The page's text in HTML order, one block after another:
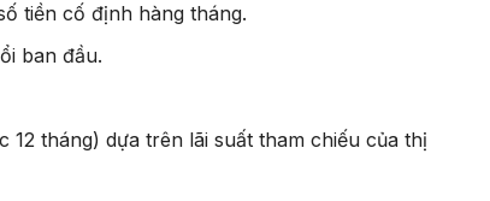
tiền cố định hàng tháng.
ban đầu.
tháng) dựa trên lãi suất tham chiếu của thị